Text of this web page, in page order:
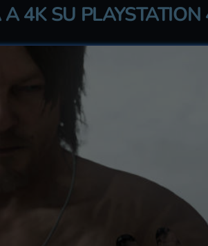
4K SU PLAYSTATION